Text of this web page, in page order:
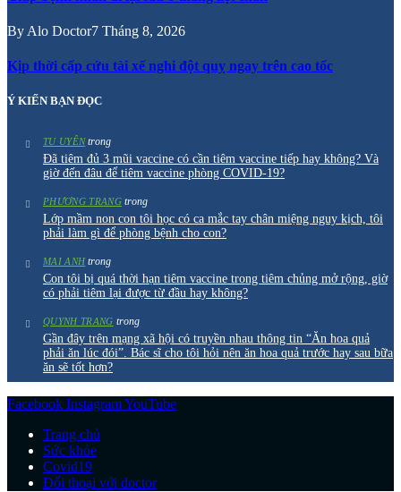
By Alo Doctor7 Tháng 8, 2026
Kịp thời cấp cứu tài xế nghi đột quỵ ngay trên cao tốc
Ý KIẾN BẠN ĐỌC
TU UYÊNtrong
Đã tiêm đủ 3 mũi vaccine có cần tiêm vaccine tiếp hay không? Và
giờ đến đâu để tiêm vaccine phòng COVID-19?
PHƯƠNG TRANGtrong
Lớp mầm non con tôi học có ca mắc tay chân miệng nguy kịch, tôi
phải làm gì để phòng bệnh cho con?
MAI ANH trong
Con tôi bị quá thời hạn tiêm vaccine trong tiêm chủng mở rộng, giờ
có phải tiêm lại được từ đầu hay không?
QUYNH TRANG trong
Gần đây trên mạng xã hội có truyền nhau thông tin “Ăn hoa quả
phải ăn lúc đói”. Bác sĩ cho tôi hỏi nên ăn hoa quả trước hay sau bữa
ăn sẽ tốt hơn?
Facebook InstagramYouTube
Trang chủ
Sức khỏe
Covid19
Đối thoại với doctor